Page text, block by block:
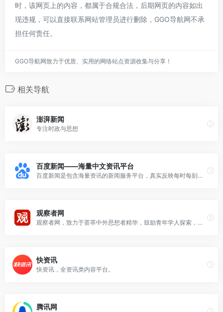
时，该网页上的内容，都属于合规合法，后期网页的内容如出
现违规，可以直接联系网站管理员进行删除，GGO导航网不承
担任何责任。
GGO导航网致力于优质、实用的网络站点资源收集与分享！
相关导航
澎湃新闻
专注时政与思想
百度新闻——海量中文资讯平台
百度新闻是包含海量资讯的新闻服务平台，真实反映每时每刻的新闻热点。您可以搜索新闻事件、热点话题、人物动态、产品资讯等，快速了解它们的最新进展。
观察者网
观察者网，致力于荟萃中外思想者精华，鼓励青年学人探索，建中西文化交流平台，为崛起中的精英提供决策参考。
快资讯
快资讯，全资讯类内容平台。
腾讯网